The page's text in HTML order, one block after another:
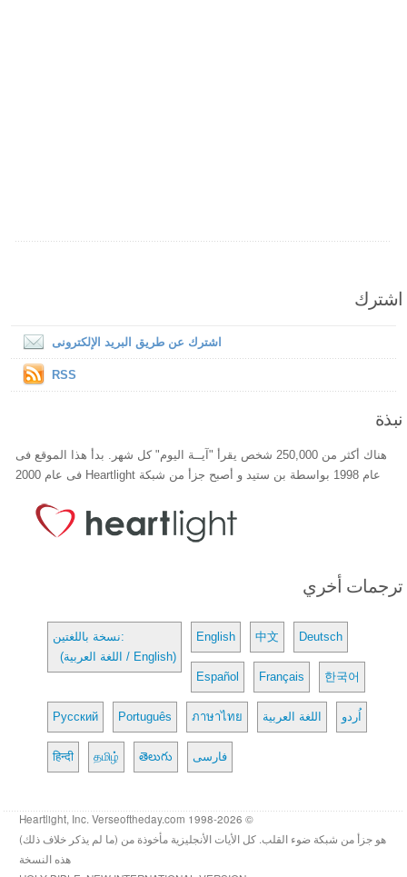
اشترك
اشترك عن طريق البريد الإلكترونى
RSS
نبذة
هناك أكثر من 250,000 شخص يقرأ "آيــة اليوم" كل شهر. بدأ هذا الموقع فى
عام 1998 بواسطة بن ستيد و أصبح جزأ من شبكة Heartlight فى عام 2000
ترجمات أخري
نسخة باللغتين:
(اللغة العربية / English)
English 中文 Deutsch
Español Français 한국어
Русский Português ภาษาไทย اللغة العربية اُردو
हिन्दी தமிழ் తెలుగు فارسی
© 1998-2026 Heartlight, Inc. Verseoftheday.com
هو جزأ من شبكة ضوء القلب. كل الأيات الأنجليزية مأخوذة من (ما لم يذكر خلاف ذلك)
هذه النسخة